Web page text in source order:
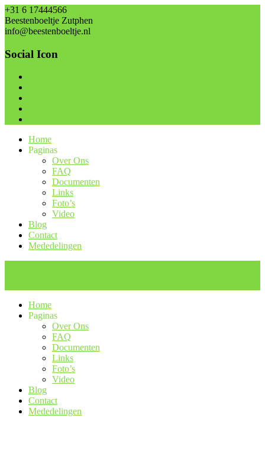
+31 6 17444566
Beestenboeltje Zutphen
info@beestenboeltje.nl
Social Icon
Home
Paginas
Over Ons
FAQ
Documenten
Links
Foto’s
Video
Blog
Contact
Mededelingen
Home
Paginas
Over Ons
FAQ
Documenten
Links
Foto’s
Video
Blog
Contact
Mededelingen